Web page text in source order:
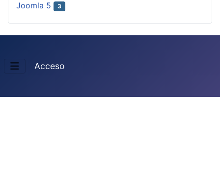
Joomla 5 3
Acceso